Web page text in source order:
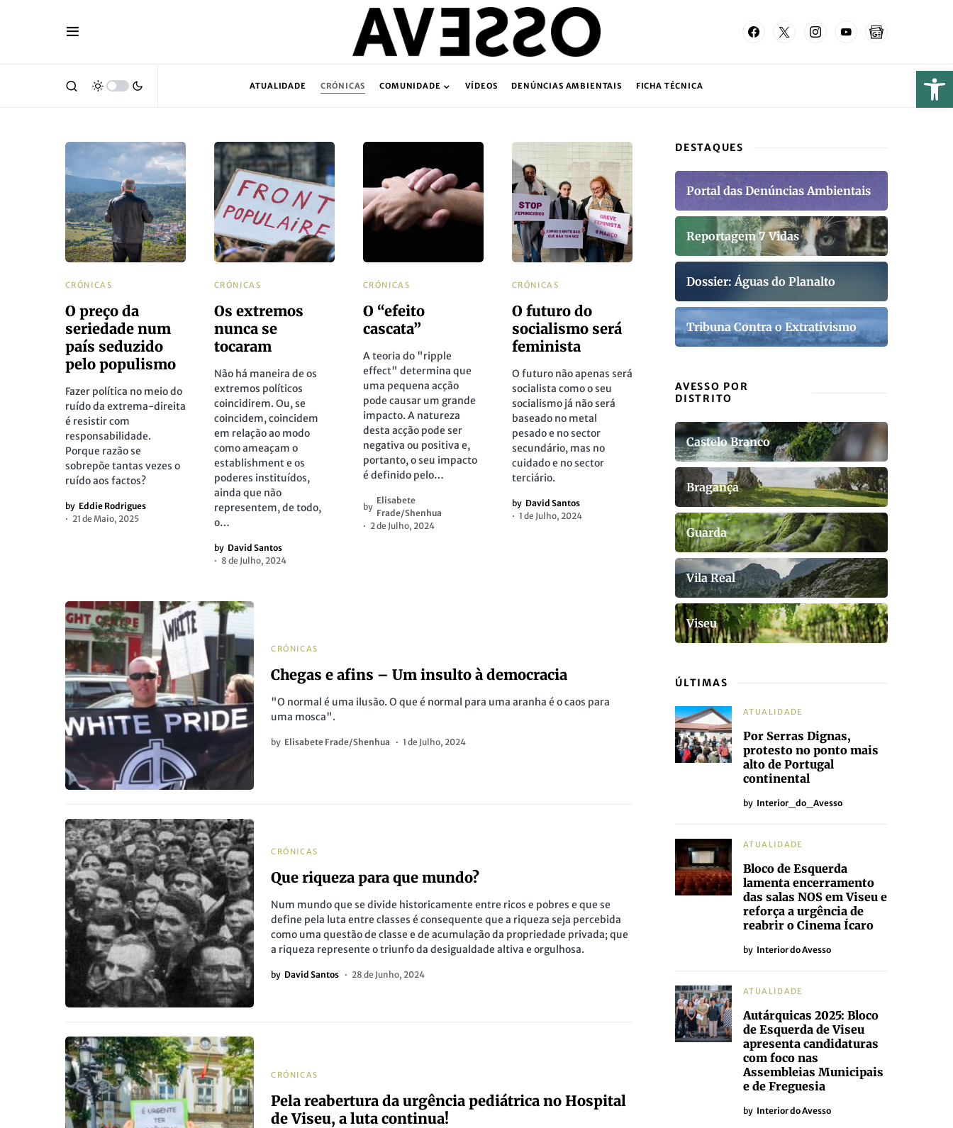
ATUALIDADE CRÓNICAS COMUNIDADE VÍDEOS DENÚNCIAS AMBIENTAIS FICHA TÉCNICA
CRÓNICAS
O preço da
seriedade num
país seduzido
pelo populismo
Fazer política no meio do
ruído da extrema-direita
é resistir com
responsabilidade.
Porque razão se
sobrepõe tantas vezes o
ruído aos factos?
by Eddie Rodrigues
21 de Maio, 2025
CRÓNICAS
Os extremos
nunca se
tocaram
Não há maneira de os
extremos políticos
coincidirem. Ou, se
coincidem, coincidem
em relação ao modo
como ameaçam o
establishment e os
poderes instituídos,
ainda que não
representem, de todo,
o…
by David Santos
8 de Julho, 2024
CRÓNICAS
O “efeito
cascata”
A teoria do "ripple
effect" determina que
uma pequena acção
pode causar um grande
impacto. A natureza
desta acção pode ser
negativa ou positiva e,
portanto, o seu impacto
é definido pelo…
by
Elisabete
Frade/Shenhua
2 de Julho, 2024
CRÓNICAS
O futuro do
socialismo será
feminista
O futuro não apenas será
socialista como o seu
socialismo já não será
baseado no metal
pesado e no sector
secundário, mas no
cuidado e no sector
terciário.
by David Santos
1 de Julho, 2024
CRÓNICAS
Chegas e afins – Um insulto à democracia
"O normal é uma ilusão. O que é normal para uma aranha é o caos para
uma mosca".
by Elisabete Frade/Shenhua 1 de Julho, 2024
CRÓNICAS
Que riqueza para que mundo?
Num mundo que se divide historicamente entre ricos e pobres e que se
define pela luta entre classes é consequente que a riqueza seja percebida
como uma questão de classe e de acumulação da propriedade privada; que
a riqueza represente o triunfo da desigualdade altiva e orgulhosa.
by David Santos 28 de Junho, 2024
CRÓNICAS
Pela reabertura da urgência pediátrica no Hospital
de Viseu, a luta continua!
DESTAQUES
Portal das Denúncias Ambientais
Reportagem 7 Vidas
Dossier: Águas do Planalto
Tribuna Contra o Extrativismo
AVESSO POR
DISTRITO
Castelo Branco
Bragança
Guarda
Vila Real
Viseu
ÚLTIMAS
ATUALIDADE
Por Serras Dignas,
protesto no ponto mais
alto de Portugal
continental
by Interior_do_Avesso
ATUALIDADE
Bloco de Esquerda
lamenta encerramento
das salas NOS em Viseu e
reforça a urgência de
reabrir o Cinema Ícaro
by Interior do Avesso
ATUALIDADE
Autárquicas 2025: Bloco
de Esquerda de Viseu
apresenta candidaturas
com foco nas
Assembleias Municipais
e de Freguesia
by Interior do Avesso